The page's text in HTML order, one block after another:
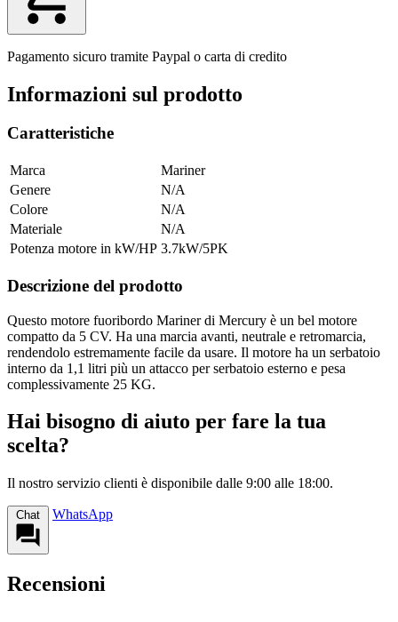
Pagamento sicuro tramite Paypal o carta di credito
Informazioni sul prodotto
Caratteristiche
Marca
Mariner
Genere
N/A
Colore
N/A
Materiale
N/A
Potenza motore in kW/HP 3.7kW/5PK
Descrizione del prodotto
Questo motore fuoribordo Mariner di Mercury è un bel motore
compatto da 5 CV. Ha una marcia avanti, neutrale e retromarcia,
rendendolo estremamente facile da usare. Il motore ha un serbatoio
interno da 1,1 litri più un attacco per serbatoio esterno e pesa
complessivamente 25 KG.
Hai bisogno di aiuto per fare la tua
scelta?
Il nostro servizio clienti è disponibile dalle 9:00 alle 18:00.
Chat WhatsApp
Recensioni